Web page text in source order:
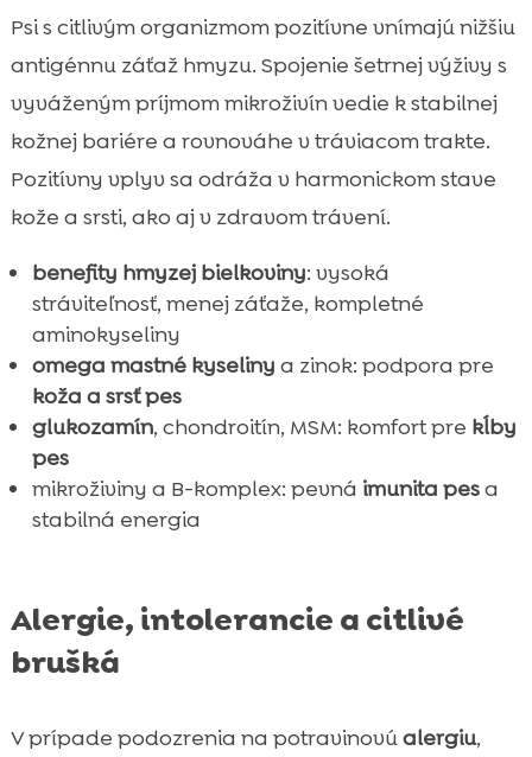
Psi s citlivým organizmom pozitívne vnímajú nižšiu
antigénnu záťaž hmyzu. Spojenie šetrnej výživy s
vyváženým príjmom mikroživín vedie k stabilnej
kožnej bariére a rovnováhe v tráviacom trakte.
Pozitívny vplyv sa odráža v harmonickom stave
kože a srsti, ako aj v zdravom trávení.
benefity hmyzej bielkoviny: vysoká
stráviteľnosť, menej záťaže, kompletné
aminokyseliny
omega mastné kyseliny a zinok: podpora pre
koža a srsť pes
glukozamín, chondroitín, MSM: komfort pre kĺby
pes
mikroživiny a B-komplex: pevná imunita pesa
stabilná energia
Alergie, intolerancie a citlivé
brušká
V prípade podozrenia na potravinovúalergiu,